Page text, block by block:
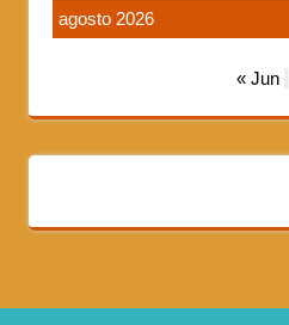
agosto 2026
« Jun